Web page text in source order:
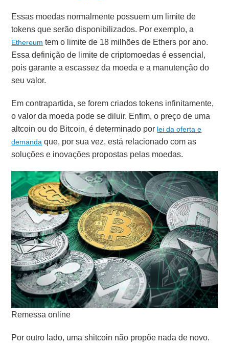
Essas moedas normalmente possuem um limite de
tokens que serão disponibilizados. Por exemplo, a
Ethereum tem o limite de 18 milhões de Ethers por ano.
Essa definição de limite de criptomoedas é essencial,
pois garante a escassez da moeda e a manutenção do
seu valor.
Em contrapartida, se forem criados tokens infinitamente,
o valor da moeda pode se diluir. Enfim, o preço de uma
altcoin ou do Bitcoin, é determinado por lei da oferta e
demanda que, por sua vez, está relacionado com as
soluções e inovações propostas pelas moedas.
Remessa online
Por outro lado, uma shitcoin não propõe nada de novo.